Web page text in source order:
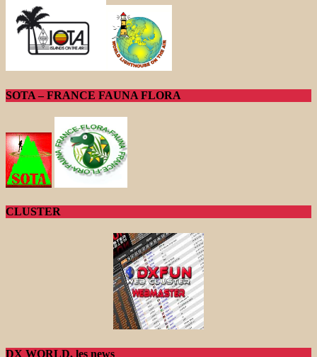
SOTA – FRANCE FAUNA FLORA
CLUSTER
DX WORLD, les news